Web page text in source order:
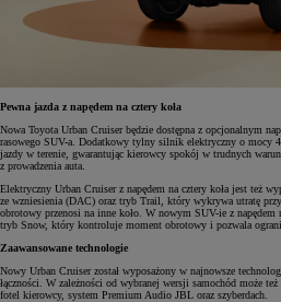
Pewna jazda z napędem na cztery koła
Nowa Toyota Urban Cruiser będzie dostępna z opcjonalnym
rasowego SUV-a. Dodatkowy tylny silnik elektryczny o mocy
jazdy w terenie, gwarantując kierowcy spokój w trudnych
z prowadzenia auta.
Elektryczny Urban Cruiser z napędem na cztery koła jest też
ze wzniesienia (DAC) oraz tryb Trail, który wykrywa utratę
obrotowy przenosi na inne koło. W nowym SUV-ie z napędem
tryb Snow, który kontroluje moment obrotowy i pozwala
Zaawansowane technologie
Nowy Urban Cruiser został wyposażony w najnowsze
łączności. W zależności od wybranej wersji samochód może
fotel kierowcy, system Premium Audio JBL oraz szyberdach.